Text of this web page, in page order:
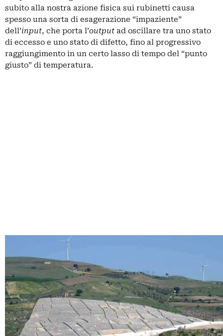
subito alla nostra azione fisica sui rubinetti causa
spesso una sorta di esagerazione “impaziente”
dell’input, che porta l’output ad oscillare tra uno stato
di eccesso e uno stato di difetto, fino al progressivo
raggiungimento in un certo lasso di tempo del “punto
giusto” di temperatura.